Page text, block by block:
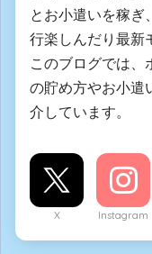
とお小遣いを稼ぎ
行楽しんだり最新
このブログでは、
の貯め方やお小遣
介しています。
X Instagram